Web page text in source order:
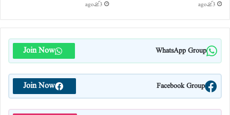
3 گھنٹے ago 3 گھنٹے ago
WhatsApp Group
Join Now
Facebook Group
Join Now